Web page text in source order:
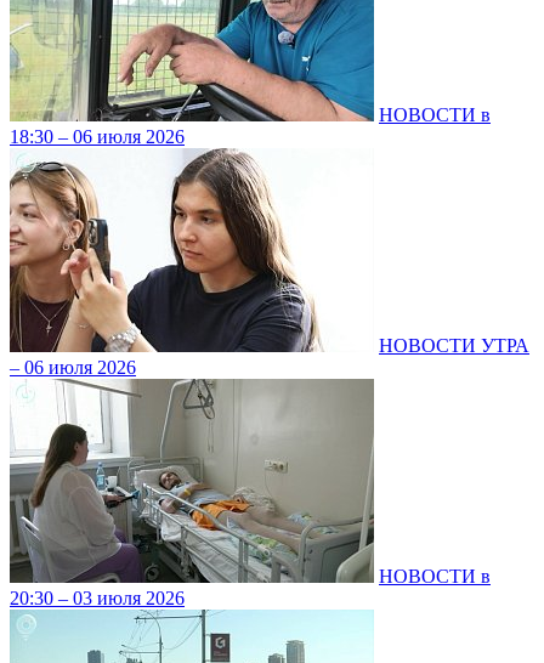
НОВОСТИ в
18:30 – 06 июля 2026
НОВОСТИ УТРА
– 06 июля 2026
НОВОСТИ в
20:30 – 03 июля 2026